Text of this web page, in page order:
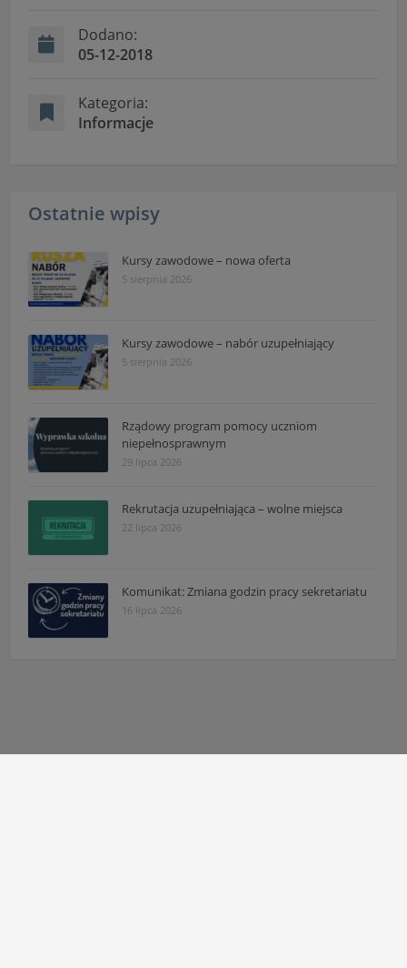
Dodano:
05-12-2018
Kategoria:
Informacje
Ostatnie wpisy
Kursy zawodowe – nowa oferta
5 sierpnia 2026
Kursy zawodowe – nabór uzupełniający
5 sierpnia 2026
Rządowy program pomocy uczniom
niepełnosprawnym
29 lipca 2026
Rekrutacja uzupełniająca – wolne miejsca
22 lipca 2026
Komunikat: Zmiana godzin pracy sekretariatu
16 lipca 2026